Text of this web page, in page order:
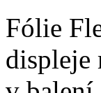
Fólie
displeje